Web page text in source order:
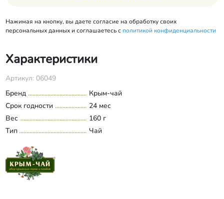
Нажимая на кнопку, вы даете согласие на обработку своих
персональных данных и соглашаетесь с политикой конфиденциальности
Характеристики
Артикул: 06049
Бренд
Крым-чай
Срок годности
24 мес
Вес
160 г
Тип
Чай